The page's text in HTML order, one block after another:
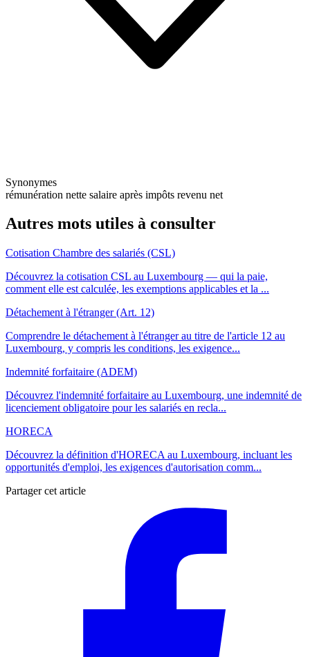
Synonymes
rémunération nette salaire après impôts revenu net
Autres mots utiles à consulter
Cotisation Chambre des salariés (CSL)
Découvrez la cotisation CSL au Luxembourg — qui la paie,
comment elle est calculée, les exemptions applicables et la ...
Détachement à l'étranger (Art. 12)
Comprendre le détachement à l'étranger au titre de l'article 12 au
Luxembourg, y compris les conditions, les exigence...
Indemnité forfaitaire (ADEM)
Découvrez l'indemnité forfaitaire au Luxembourg, une indemnité de
licenciement obligatoire pour les salariés en recla...
HORECA
Découvrez la définition d'HORECA au Luxembourg, incluant les
opportunités d'emploi, les exigences d'autorisation comm...
Partager cet article